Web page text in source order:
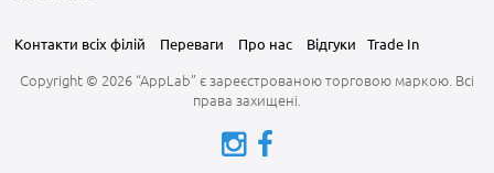
Copyright © 2026 “AppLab” є зареєстрованою торговою маркою. Всі
права захищені.
Контакти всіх філій Переваги Про нас Відгуки Trade In